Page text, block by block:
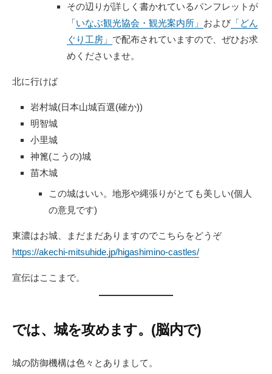
その辺りが詳しく書かれているパンフレットが
「いなぶ観光協会・観光案内所」 および 「どん
ぐり工房」 で配布されていますので、ぜひお求
めくださいませ。
北に行けば
岩村城(日本山城百選(確か))
明智城
小里城
神篦(こうの)城
苗木城
この城はいい。地形や縄張りがとても美しい(個人
の意見です)
東濃はお城、まだまだありますのでこちらをどうぞ
https://akechi-mitsuhide.jp/higashimino-castles/
宣伝はここまで。
では、城を攻めます。(脳内で)
城の防御機構は色々とありまして。